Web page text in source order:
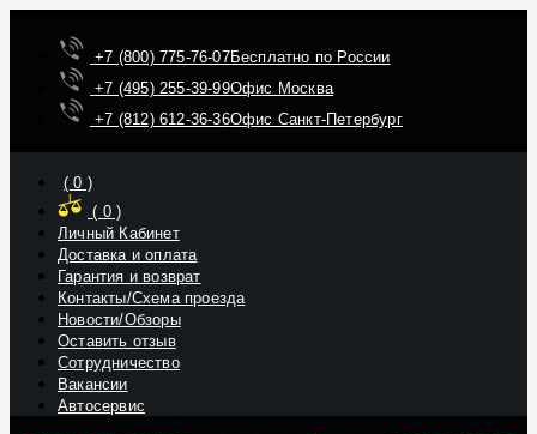
+7 (800) 775-76-07Бесплатно по России
+7 (495) 255-39-99Офис Москва
+7 (812) 612-36-36Офис Санкт-Петербург
(0 )
( 0)
Личный Кабинет
Доставка и оплата
Гарантия и возврат
Контакты/Схема проезда
Новости/Обзоры
Оставить отзыв
Сотрудничество
Вакансии
Автосервис